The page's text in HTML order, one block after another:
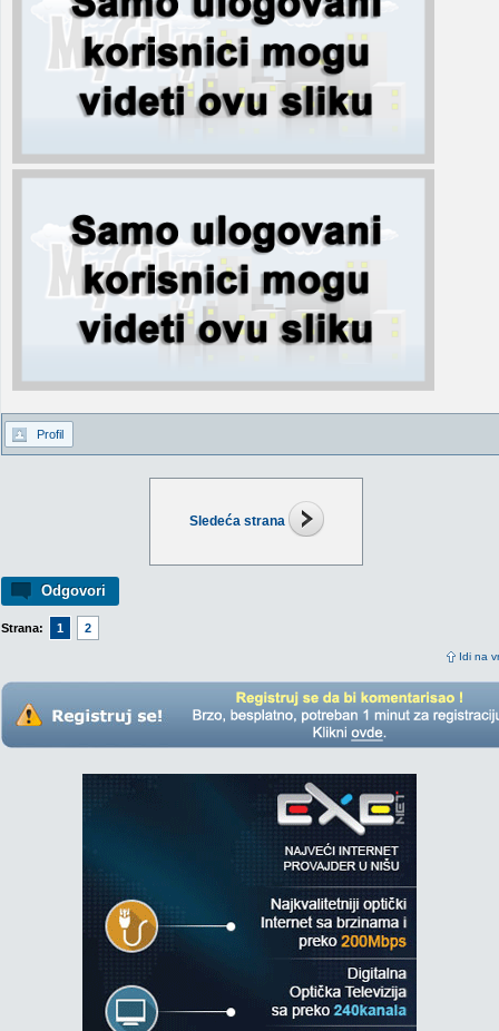
Sledeća strana
Odgovori
Strana: 1 2
Idi na
Profil